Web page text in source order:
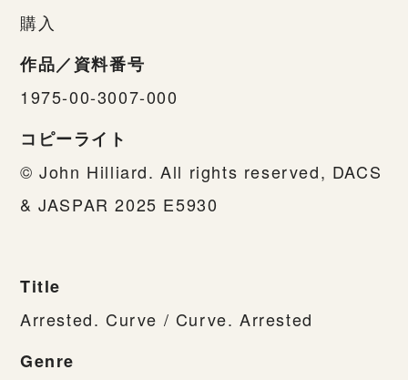
購入
作品／資料番号
1975-00-3007-000
コピーライト
© John Hilliard. All rights reserved, DACS
& JASPAR 2025 E5930
Title
Arrested. Curve / Curve. Arrested
Genre